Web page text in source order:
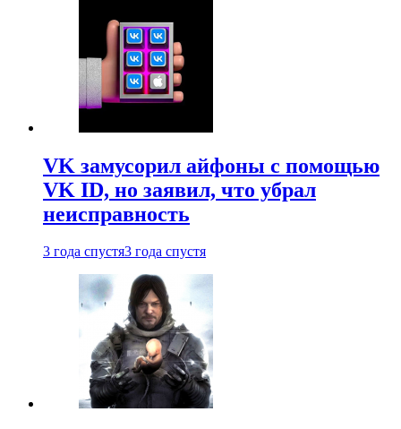
VK замусорил айфоны с помощью
VK ID, но заявил, что убрал
неисправность
3 года спустя3 года спустя